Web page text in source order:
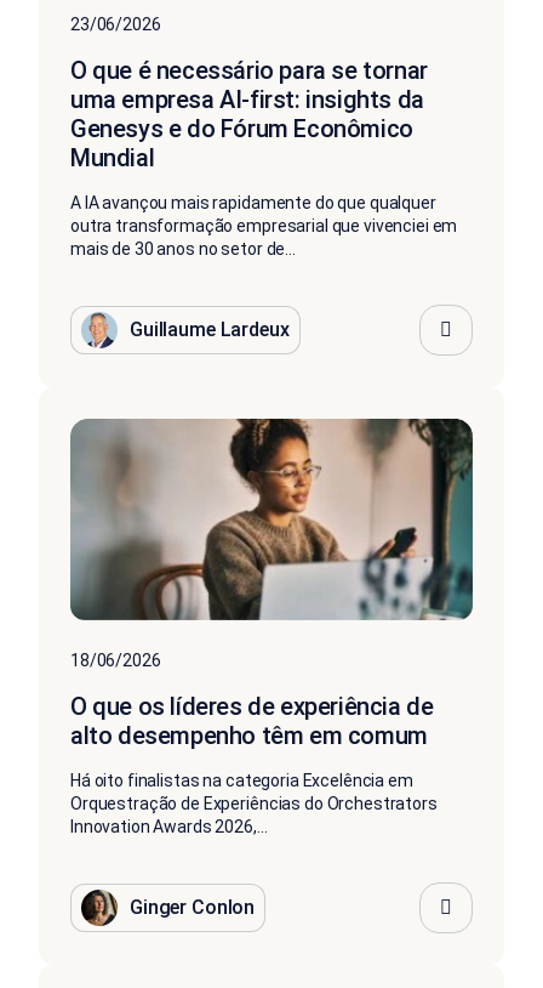
23/06/2026
O que é necessário para se tornar
uma empresa AI-first: insights da
Genesys e do Fórum Econômico
Mundial
A IA avançou mais rapidamente do que qualquer
outra transformação empresarial que vivenciei em
mais de 30 anos no setor de...
Guillaume Lardeux
18/06/2026
O que os líderes de experiência de
alto desempenho têm em comum
Há oito finalistas na categoria Excelência em
Orquestração de Experiências do Orchestrators
Innovation Awards 2026,...
Ginger Conlon